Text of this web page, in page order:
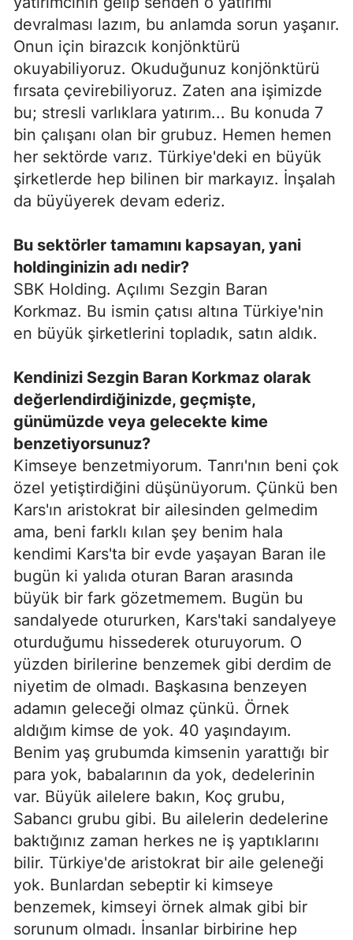
devralması lazım, bu anlamda sorun yaşanır.
Onun için birazcık konjönktürü
okuyabiliyoruz. Okuduğunuz konjönktürü
fırsata çevirebiliyoruz. Zaten ana işimizde
bu; stresli varlıklara yatırım... Bu konuda 7
bin çalışanı olan bir grubuz. Hemen hemen
her sektörde varız. Türkiye'deki en büyük
şirketlerde hep bilinen bir markayız. İnşalah
da büyüyerek devam ederiz.
Bu sektörler tamamını kapsayan, yani
holdinginizin adı nedir?
SBK Holding. Açılımı Sezgin Baran
Korkmaz. Bu ismin çatısı altına Türkiye'nin
en büyük şirketlerini topladık, satın aldık.
Kendinizi Sezgin Baran Korkmaz olarak
değerlendirdiğinizde, geçmişte,
günümüzde veya gelecekte kime
benzetiyorsunuz?
Kimseye benzetmiyorum. Tanrı'nın beni çok
özel yetiştirdiğini düşünüyorum. Çünkü ben
Kars'ın aristokrat bir ailesinden gelmedim
ama, beni farklı kılan şey benim hala
kendimi Kars'ta bir evde yaşayan Baran ile
bugün ki yalıda oturan Baran arasında
büyük bir fark gözetmemem. Bugün bu
sandalyede otururken, Kars'taki sandalyeye
oturduğumu hissederek oturuyorum. O
yüzden birilerine benzemek gibi derdim de
niyetim de olmadı. Başkasına benzeyen
adamın geleceği olmaz çünkü. Örnek
aldığım kimse de yok. 40 yaşındayım.
Benim yaş grubumda kimsenin yarattığı bir
para yok, babalarının da yok, dedelerinin
var. Büyük ailelere bakın, Koç grubu,
Sabancı grubu gibi. Bu ailelerin dedelerine
baktığınız zaman herkes ne iş yaptıklarını
bilir. Türkiye'de aristokrat bir aile geleneği
yok. Bunlardan sebeptir ki kimseye
benzemek, kimseyi örnek almak gibi bir
sorunum olmadı. İnsanlar birbirine hep